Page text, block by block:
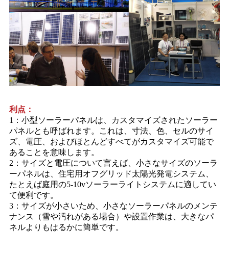
利点：
1：小型ソーラーパネルは、カスタマイズされたソーラー
パネルとも呼ばれます。これは、寸法、色、セルのサイ
ズ、電圧、およびほとんどすべてがカスタマイズ可能で
あることを意味します。
2：サイズと電圧について言えば、小さなサイズのソーラ
ーパネルは、住宅用オフグリッド太陽光発電システム、
たとえば庭用の5-10vソーラーライトシステムに適してい
て便利です。
3：サイズが小さいため、小さなソーラーパネルのメンテ
ナンス（雪や汚れがある場合）や設置作業は、大きなパ
ネルよりもはるかに簡単です。